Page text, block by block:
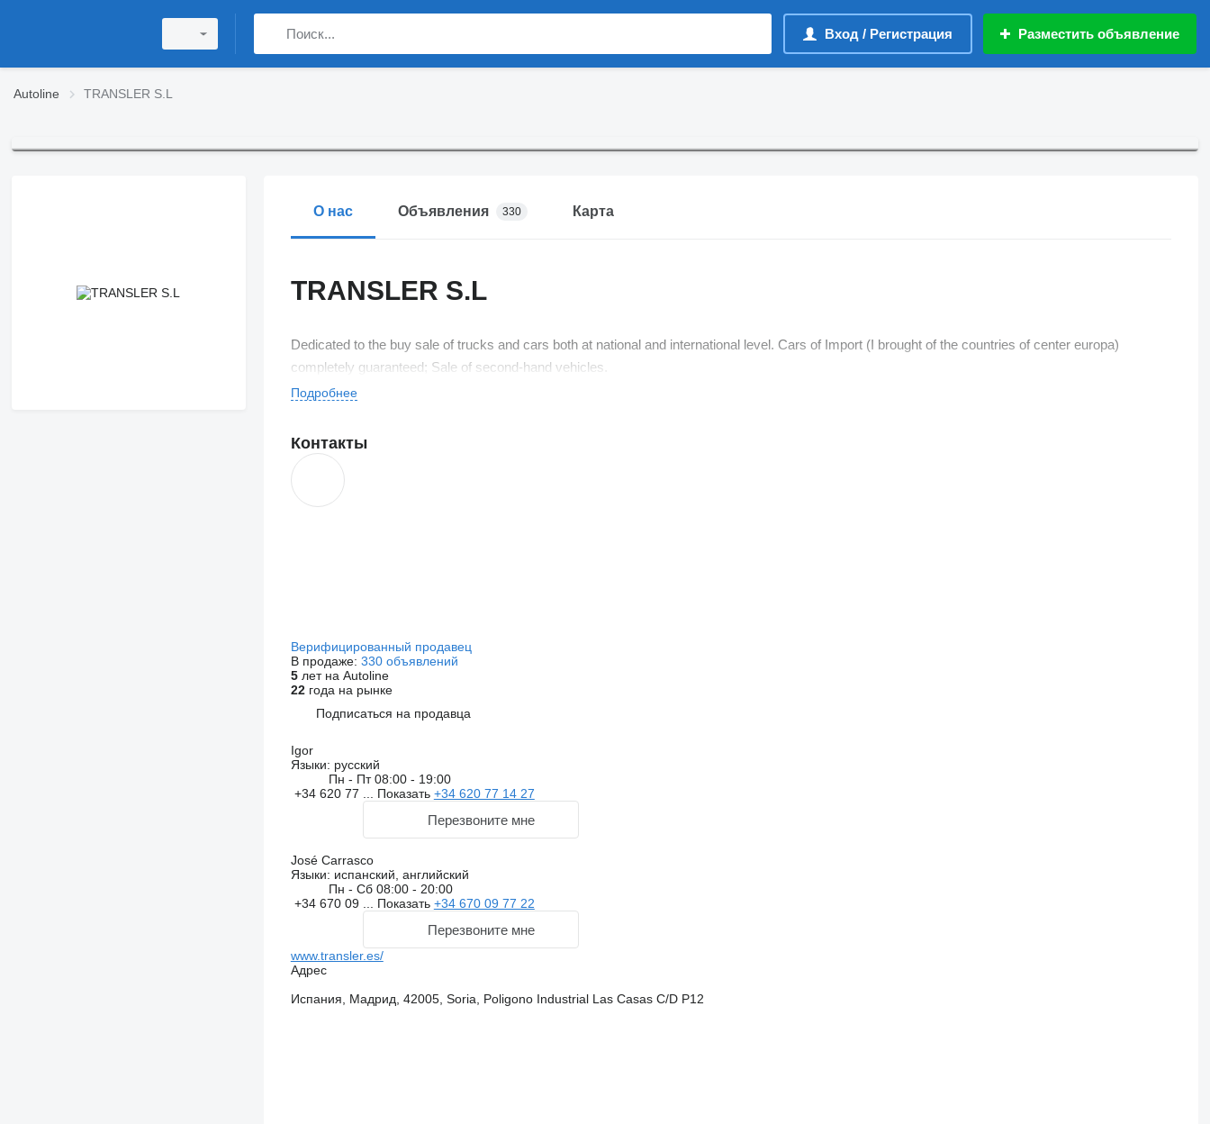
Вход / Регистрация Разместить объявление
Autoline TRANSLER S.L
О нас Объявления 330 Карта
TRANSLER S.L
Dedicated to the buy sale of trucks and cars both at national and international level. Cars of Import (I brought of the countries of center europa)
completely guaranteed; Sale of second-hand vehicles.
Подробнее
Контакты
Верифицированный продавец
В продаже: 330 объявлений
5лет на Autoline
22года на рынке
Подписаться на продавца
Igor
Языки: русский
Пн - Пт08:00 - 19:00
+34 620 77 ... Показать +34 620 77 14 27
Перезвоните мне
José Carrasco
Языки: испанский, английский
Пн - Сб 08:00 - 20:00
+34 670 09 ... Показать +34 670 09 77 22
Перезвоните мне
www.transler.es/
Адрес
Испания, Мадрид, 42005, Soria, Poligono Industrial Las Casas C/D P12